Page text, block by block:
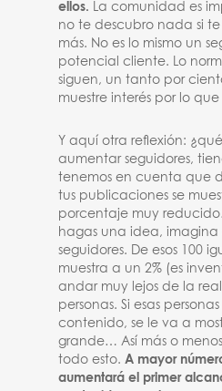
ellos. La comunidad es
no te descubro nada si
más. No es lo mismo un
potencial cliente. Lo
siguen, un tanto por
muestre interés por lo
Y aquí otra reflexión:
aumentar seguidores,
tenemos en cuenta que
tus publicaciones se
porcentaje muy
hagas una idea, imagina
seguidores. De esos 100
muestra a un 2% (es
andar muy lejos de la
personas. Si esas
contenido, se le va a
grande… Así más o
todo esto.A mayor
aumentará el primer